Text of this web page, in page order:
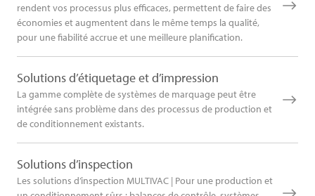
rendent vos processus plus efficaces, permettent de faire des
économies et augmentent dans le même temps la qualité,
pour une fiabilité accrue et une meilleure planification.
Solutions d’étiquetage et d’impression
La gamme complète de systèmes de marquage peut être
intégrée sans problème dans des processus de production et
de conditionnement existants.
Solutions d’inspection
Les solutions d’inspection MULTIVAC | Pour une production et